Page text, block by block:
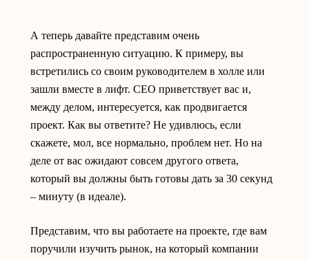
А теперь давайте представим очень
распространенную ситуацию. К примеру, вы
встретились со своим руководителем в холле или
зашли вместе в лифт. CEO приветствует вас и,
между делом, интересуется, как продвигается
проект. Как вы ответите? Не удивлюсь, если
скажете, мол, все нормально, проблем нет. Но на
деле от вас ожидают совсем другого ответа,
который вы должны быть готовы дать за 30 секунд
– минуту (в идеале).
Представим, что вы работаете на проекте, где вам
поручили изучить рынок, на который компании